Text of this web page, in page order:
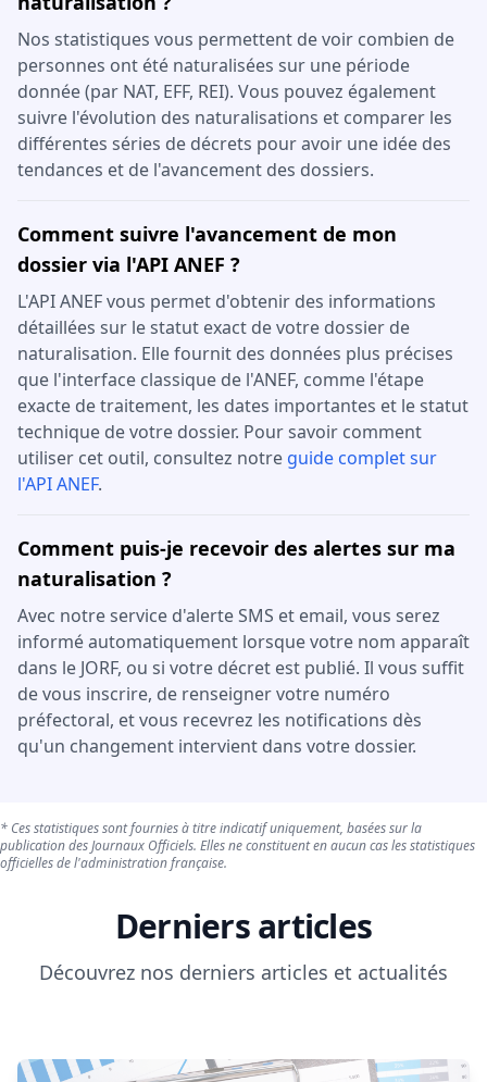
Nos statistiques vous permettent de voir combien de
personnes ont été naturalisées sur une période
donnée (par NAT, EFF, REI). Vous pouvez également
suivre l'évolution des naturalisations et comparer les
différentes séries de décrets pour avoir une idée des
tendances et de l'avancement des dossiers.
Comment suivre l'avancement de mon
dossier via l'API ANEF ?
L'API ANEF vous permet d'obtenir des informations
détaillées sur le statut exact de votre dossier de
naturalisation. Elle fournit des données plus précises
que l'interface classique de l'ANEF, comme l'étape
exacte de traitement, les dates importantes et le statut
technique de votre dossier. Pour savoir comment
utiliser cet outil, consultez notre guide complet sur
l'API ANEF.
Comment puis-je recevoir des alertes sur ma
naturalisation ?
Avec notre service d'alerte SMS et email, vous serez
informé automatiquement lorsque votre nom apparaît
dans le JORF, ou si votre décret est publié. Il vous suffit
de vous inscrire, de renseigner votre numéro
préfectoral, et vous recevrez les notifications dès
qu'un changement intervient dans votre dossier.
* Ces statistiques sont fournies à titre indicatif uniquement, basées sur la
publication des Journaux Officiels. Elles ne constituent en aucun cas les statistiques
officielles de l'administration française.
Derniers articles
Découvrez nos derniers articles et actualités